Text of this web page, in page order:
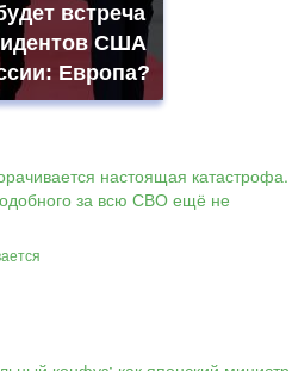
встреча
США
Европа?